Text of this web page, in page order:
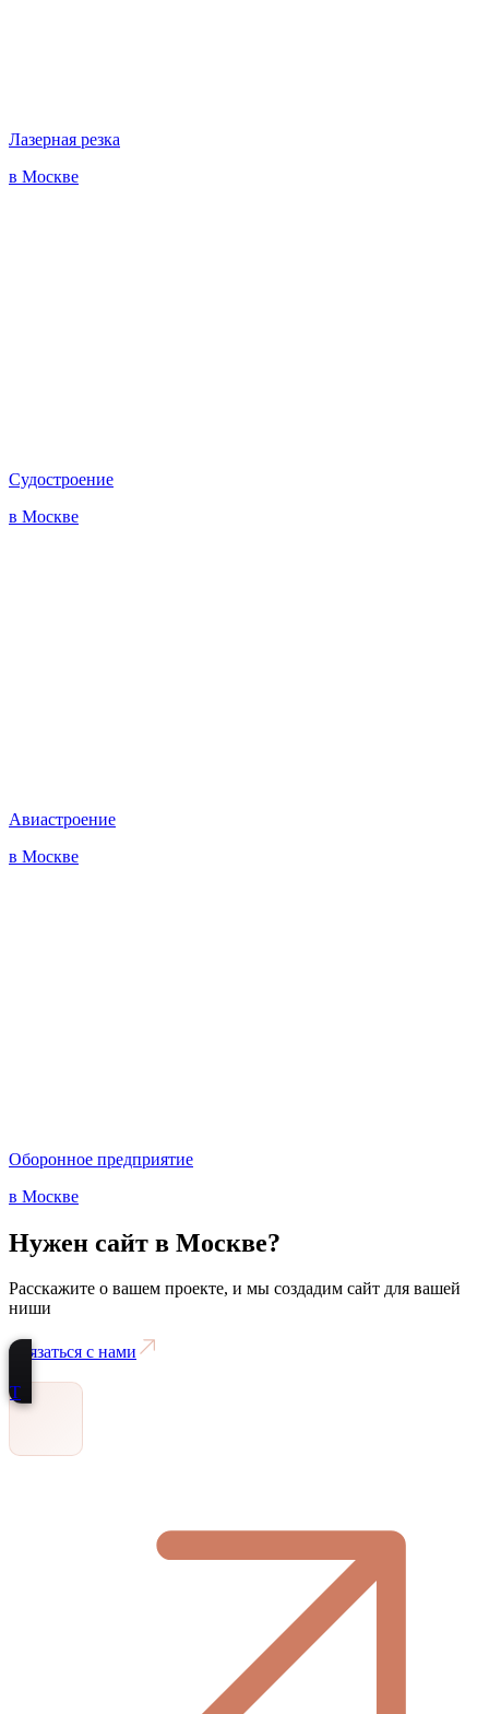
Лазерная резка
в Москве
Судостроение
в Москве
Авиастроение
в Москве
Оборонное предприятие
в Москве
Нужен сайт в Москве?
Расскажите о вашем проекте, и мы создадим сайт для вашей
ниши
Связаться с нами
Т